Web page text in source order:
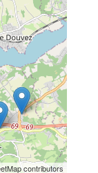
contributors